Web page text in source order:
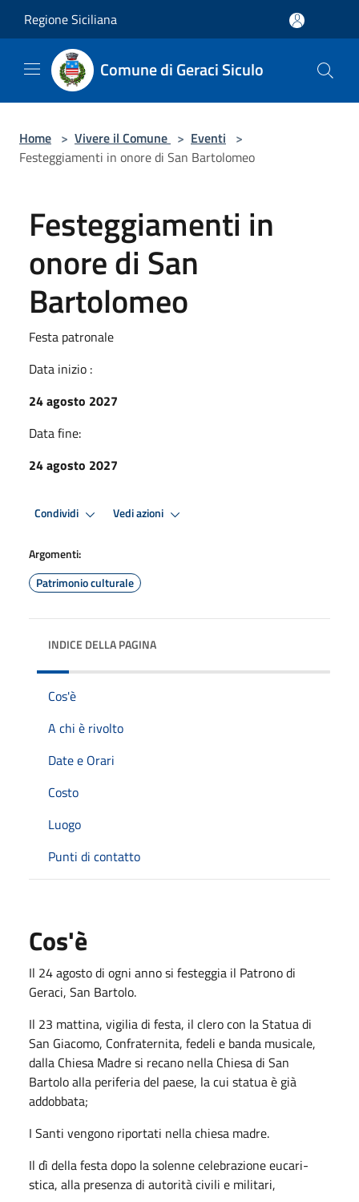
Regione Siciliana
Comune di Geraci Siculo
Home > Vivere il Comune > Eventi >
Festeggiamenti in onore di San Bartolomeo
Festeggiamenti in
onore di San
Bartolomeo
Festa patronale
Data inizio :
24 agosto 2027
Data fine:
24 agosto 2027
Condividi Vedi azioni
Argomenti:
Patrimonio culturale
INDICE DELLA PAGINA
Cos'è
A chi è rivolto
Date e Orari
Costo
Luogo
Punti di contatto
Cos'è
Il 24 agosto di ogni anno si festeggia il Patrono di
Geraci, San Bartolo.
Il 23 mattina, vigilia di festa, il clero con la Statua di
San Giacomo, Confraternita, fedeli e banda musicale,
dalla Chiesa Madre si recano nella Chiesa di San
Bartolo alla periferia del paese, la cui statua è già
addobbata;
I Santi vengono riportati nella chiesa madre.
Il dì della festa dopo la solenne celebrazione eucari­
stica, alla presenza di autorità civili e militari,